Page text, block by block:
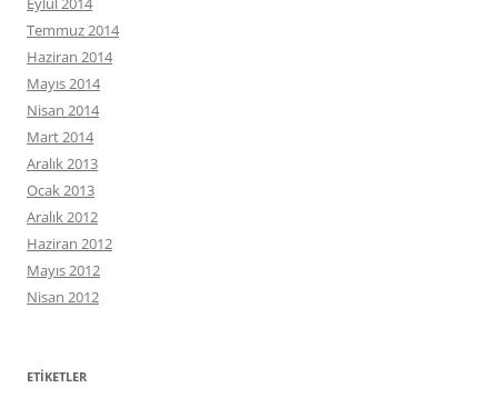
Temmuz 2014
Haziran 2014
Mayıs 2014
Nisan 2014
Mart 2014
Aralık 2013
Ocak 2013
Aralık 2012
Haziran 2012
Mayıs 2012
Nisan 2012
ETIKETLER